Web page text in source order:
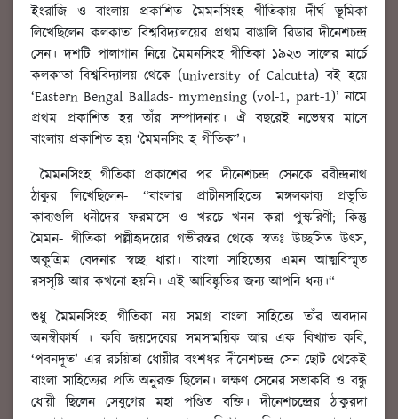
ইংরাজি ও বাংলায় প্রকাশিত মৈমনসিংহ গীতিকায় দীর্ঘ ভূমিকা
লিখেছিলেন কলকাতা বিশ্ববিদ্যালয়ের প্রথম বাঙালি রিডার দীনেশচন্দ্র
সেন। দশটি পালাগান নিয়ে মৈমনসিংহ গীতিকা ১৯২৩ সালের মার্চে
কলকাতা বিশ্ববিদ্যালয় থেকে (university of Calcutta) বই হয়ে
‘Eastern Bengal Ballads- mymensing (vol-1, part-1)’ নামে
প্রথম প্রকাশিত হয় তাঁর সম্পাদনায়। ঐ বছরেই নভেম্বর মাসে
বাংলায় প্রকাশিত হয় ‘মৈমনসিং হ গীতিকা’।
মৈমনসিংহ গীতিকা প্রকাশের পর দীনেশচন্দ্র সেনকে রবীন্দ্রনাথ
ঠাকুর লিখেছিলেন- “বাংলার প্রাচীনসাহিত্যে মঙ্গলকাব্য প্রভৃতি
কাব্যগুলি ধনীদের ফরমাসে ও খরচে খনন করা পুস্করিণী; কিন্তু
মৈমন- গীতিকা পল্লীহৃদয়ের গভীরস্তর থেকে স্বতঃ উচ্ছসিত উৎস,
অকৃ্ত্রিম বেদনার স্বচ্ছ ধারা। বাংলা সাহিত্যের এমন আত্মবিস্মৃত
রসসৃষ্টি আর কখনো হয়নি। এই আবিষ্কৃতির জন্য আপনি ধন্য।“
শুধু মৈমনসিংহ গীতিকা নয় সমগ্র বাংলা সাহিত্যে তাঁর অবদান
অনস্বীকার্য । কবি জয়দেবের সমসাময়িক আর এক বিখ্যাত কবি,
‘পবনদূত’ এর রচয়িতা ধোয়ীর বংশধর দীনেশচন্দ্র সেন ছোট থেকেই
বাংলা সাহিত্যের প্রতি অনুরক্ত ছিলেন। লক্ষণ সেনের সভাকবি ও বন্ধু
ধোয়ী ছিলেন সেযুগের মহা পণ্ডিত বক্তি। দীনেশচন্দ্রের ঠাকুরদা